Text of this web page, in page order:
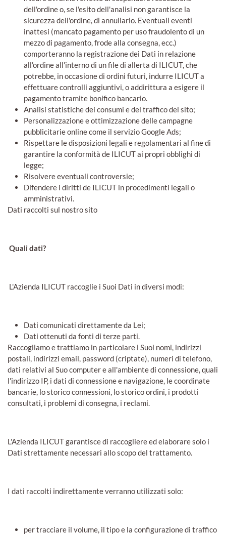
dell'ordine o, se l'esito dell'analisi non garantisce la
sicurezza dell'ordine, di annullarlo. Eventuali eventi
inattesi (mancato pagamento per uso fraudolento di un
mezzo di pagamento, frode alla consegna, ecc.)
comporteranno la registrazione dei Dati in relazione
all'ordine all'interno di un file di allerta di ILICUT, che
potrebbe, in occasione di ordini futuri, indurre ILICUT a
effettuare controlli aggiuntivi, o addirittura a esigere il
pagamento tramite bonifico bancario.
Analisi statistiche dei consumi e del traffico del sito;
Personalizzazione e ottimizzazione delle campagne
pubblicitarie online come il servizio Google Ads;
Rispettare le disposizioni legali e regolamentari al fine di
garantire la conformità de ILICUT ai propri obblighi di
legge;
Risolvere eventuali controversie;
Difendere i diritti de ILICUT in procedimenti legali o
amministrativi.
Dati raccolti sul nostro sito
Quali dati?
L'Azienda ILICUT raccoglie i Suoi Dati in diversi modi:
Dati comunicati direttamente da Lei;
Dati ottenuti da fonti di terze parti.
Raccogliamo e trattiamo in particolare i Suoi nomi, indirizzi
postali, indirizzi email, password (criptate), numeri di telefono,
dati relativi al Suo computer e all'ambiente di connessione, quali
l'indirizzo IP, i dati di connessione e navigazione, le coordinate
bancarie, lo storico connessioni, lo storico ordini, i prodotti
consultati, i problemi di consegna, i reclami.
L'Azienda ILICUT garantisce di raccogliere ed elaborare solo i
Dati strettamente necessari allo scopo del trattamento.
I dati raccolti indirettamente verranno utilizzati solo:
per tracciare il volume, il tipo e la configurazione di traffico